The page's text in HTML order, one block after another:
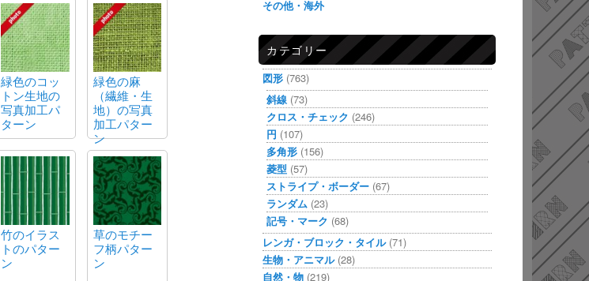
緑色のコッ
トン生地の
写真加工パ
ターン
緑色の麻
（繊維・生
地）の写真
加工パター
ン
竹のイラス
トのパター
ン
草のモチー
フ柄パター
ン
その他・海外
カテゴリー
図形 (763)
斜線 (73)
クロス・チェック (246)
円 (107)
多角形 (156)
菱型 (57)
ストライプ・ボーダー (67)
ランダム (23)
記号・マーク (68)
レンガ・ブロック・タイル(71)
生物・アニマル(28)
自然・物 (219)